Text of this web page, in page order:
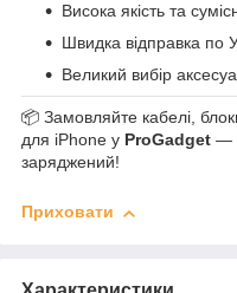
Висока якість та
Швидка відправка по
Великий вибір
📦 Замовляйте кабелі,
для iPhone у ProGadget —
заряджений!
Приховати